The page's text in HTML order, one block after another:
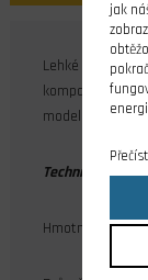
Lehké kolo 95
kompaktním
modelu.
Technické
Hmotnost: 64 g
jak